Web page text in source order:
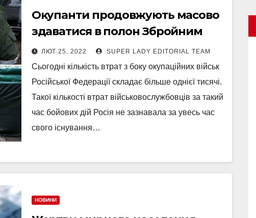
Окупанти продовжують масово
здаватися в полон Збройним
силам України!
ЛЮТ 25, 2022 SUPER LADY EDITORIAL TEAM
Сьогодні кількість втрат з боку окупаційних військ
Російської Федерації складає більше однієї тисячі.
Такої кількості втрат військовослужбовців за такий
час бойових дій Росія не зазнавала за увесь час
свого існування…
НОВИНИ